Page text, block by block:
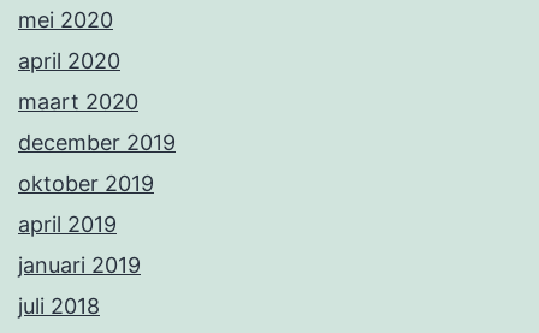
mei 2020
april 2020
maart 2020
december 2019
oktober 2019
april 2019
januari 2019
juli 2018